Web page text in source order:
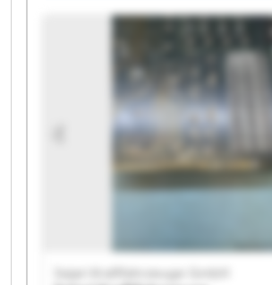
Sejari Kraftfahrzeuge GmbH